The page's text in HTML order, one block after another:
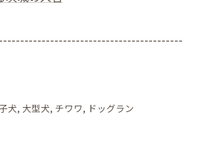
犬 大型犬 チワワ ドッグラン